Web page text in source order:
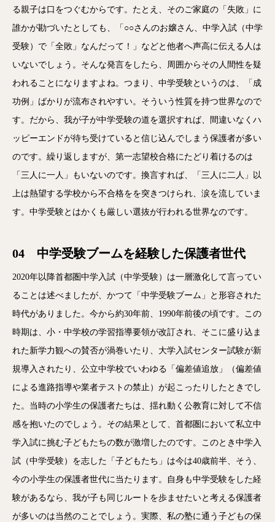
る親子は口をつぐむからです。たとえ、そのご家庭の「失敗」に
誰かが勘づいたとしても、「○○さんのお嬢さん、中学入試（中学
受験）で「全敗」なんだって！」などと他者へ声高に伝える人は
いないでしょう。そんな発言をしたら、周囲からその人間性を疑
われることになりますよね。つまり、中学受験というのは、「成
功例」ばかりが流布されやすい。そういう性質を持つ世界なので
す。だから、我が子が中学受験の道を選択すれば、間違いなくハ
ッピーエンドが待ち受けていると信じ込んでしまう保護者が多い
のです。繰り返しますが、第一志望校合格にたどり着けるのは
「三人に一人」もいないのです。換言すれば、「三人に二人」以
上は熱望する学校から不合格をを突きつけられ、涙を流していま
す。中学受験とはかくも厳しい選抜が行われる世界なのです。
04 中学受験ブームを経験した保護者世代
2020年以降首都圏中学入試（中学受験）は一層激化して言ってい
ることは述べましたが、かつて「中学受験ブーム」と形容された
時代がありました。今から約30年前、1990年前後の頃です。この
時期は、小・中学校の学習指導要領が改訂され、そこに盛り込ま
れた新学力観への賛否が渦巻いたり、大学入試センター試験が新
規導入されたり、公立中学校でいわゆる「偏差値追放」（偏差値
による進路指導や業者テストの禁止）が起こったりしたときでし
た。当時の小学生の保護者たちは、揺れ動く公教育に対して不信
感を抱いたのでしょう。その結果として、首都圏において私立中
学入試に挑む子どもたちの数が激増したのです。このとき中学入
試（中学受験）を志した「子どもたち」は今は40歳前半、そう、
今の小学生の保護者世代に当たります。自身も中学受験をした経
験があるなら、我が子も同じルートを歩ませたいと考える保護者
が多いのは当然のことでしょう。実際、私の塾に通う子どもの保